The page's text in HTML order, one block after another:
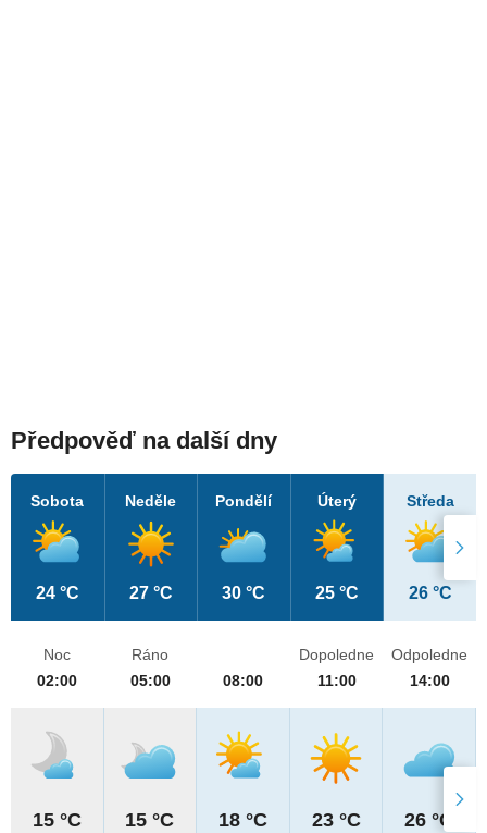
Předpověď na další dny
Sobota
24 °C
Neděle
27 °C
Pondělí
30 °C
Úterý
25 °C
Středa
26 °C
Noc
02:00
15 °C
Ráno
05:00
15 °C
08:00
18 °C
Dopoledne
11:00
23 °C
Odpoledne
14:00
26 °C